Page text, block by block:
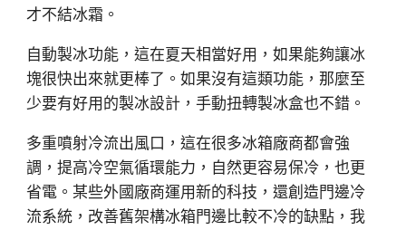
才不結冰霜。
自動製冰功能，這在夏天相當好用，如果能夠讓冰
塊很快出來就更棒了。如果沒有這類功能，那麼至
少要有好用的製冰設計，手動扭轉製冰盒也不錯。
多重噴射冷流出風口，這在很多冰箱廠商都會強
調，提高冷空氣循環能力，自然更容易保冷，也更
省電。某些外國廠商運用新的科技，還創造門邊冷
流系統，改善舊架構冰箱門邊比較不冷的缺點，我